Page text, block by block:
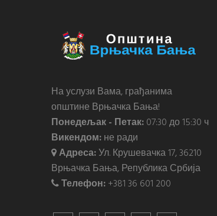
На услузи Вама, грађанима
општине Врњачка Бања!
Понедељак - Петак:07:30 до 15:30 ч
Викендом:не ради
Адреса:Ул. Крушевачка 17, 36210
Врњачка Бања, Република Србија
Телефон:+381 36 601 200